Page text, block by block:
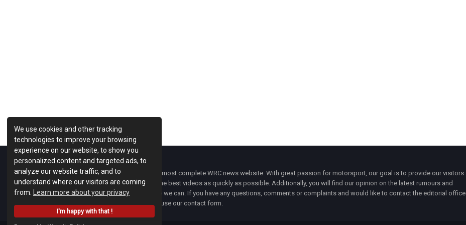
We use cookies and other tracking
technologies to improve your browsing
experience on our website, to show you
personalized content and targeted ads, to
analyze our website traffic, and to
understand where our visitors are coming
from.
Learn more about your privacy
I'm happy with that !
WRC Fanatix
is one of the most complete WRC news website. With great passion for motorsport, our goal is to provide our visitors
with the latest news and the best videos as quickly as possible. Additionally, you will find our opinion on the latest rumours and
developments everywhere we can. If you have any questions, comments or complaints and would like to contact the editorial office
ofWRC FANATIXyou can use our contact form.